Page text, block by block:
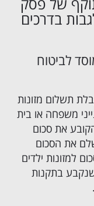
בדרכים
לביטוח
תשלום מזונות
משפחה או בית
את סכום
את הסכום
למזונות ילדים
בתקנות